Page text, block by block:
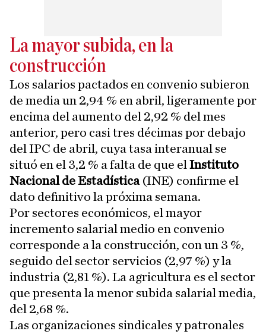
La mayor subida, en la
construcción
Los salarios pactados en convenio subieron
de media un 2,94 % en abril, ligeramente por
encima del aumento del 2,92 % del mes
anterior, pero casi tres décimas por debajo
del IPC de abril, cuya tasa interanual se
situó en el 3,2 % a falta de que el Instituto
Nacional de Estadística(INE) confirme el
dato definitivo la próxima semana.
Por sectores económicos, el mayor
incremento salarial medio en convenio
corresponde a la construcción, con un 3 %,
seguido del sector servicios (2,97 %) y la
industria (2,81 %). La agricultura es el sector
que presenta la menor subida salarial media,
del 2,68 %.
Las organizaciones sindicales y patronales